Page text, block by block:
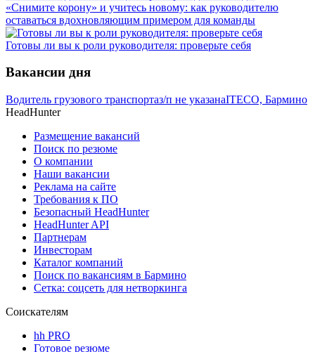
«Снимите корону» и учитесь новому: как руководителю
оставаться вдохновляющим примером для команды
Готовы ли вы к роли руководителя: проверьте себя
Вакансии дня
Водитель грузового транспортаз/п не указанаITECO, Бармино
HeadHunter
Размещение вакансий
Поиск по резюме
О компании
Наши вакансии
Реклама на сайте
Требования к ПО
Безопасный HeadHunter
HeadHunter API
Партнерам
Инвесторам
Каталог компаний
Поиск по вакансиям в Бармино
Сетка: соцсеть для нетворкинга
Соискателям
hh PRO
Готовое резюме